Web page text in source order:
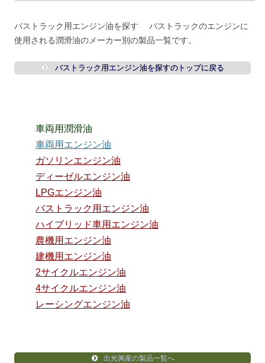
バストラック用エンジン油を探す バストラックのエンジンに
使用される潤滑油のメーカー別の製品一覧です。
バストラック用エンジン油を探すのトップに戻る
車両用潤滑油
車両用エンジン油
ガソリンエンジン油
ディーゼルエンジン油
LPGエンジン油
バストラック用エンジン油
ハイブリッド車用エンジン油
農機用エンジン油
建機用エンジン油
2サイクルエンジン油
4サイクルエンジン油
レーシングエンジン油
出光興産の製品一覧へ